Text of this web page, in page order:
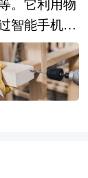
。它利用物
智能手机应
流强度以及
住宅和高级
备单速水
。 风险投
，取得高额